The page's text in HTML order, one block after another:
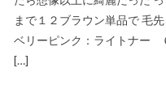
まで１２ブラウン単品で 毛
ベリーピンク：ライトナー
[…]